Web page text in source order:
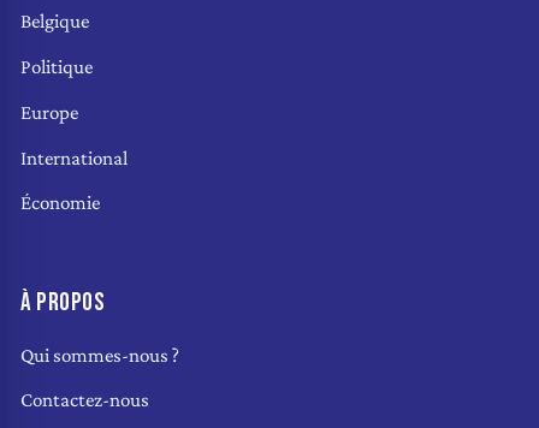
Belgique
Politique
Europe
International
Économie
À PROPOS
Qui sommes-nous ?
Contactez-nous